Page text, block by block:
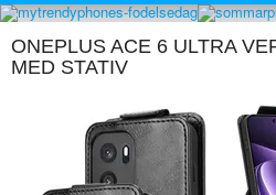
ONEPLUS ACE 6 ULTRA
MED STATIV